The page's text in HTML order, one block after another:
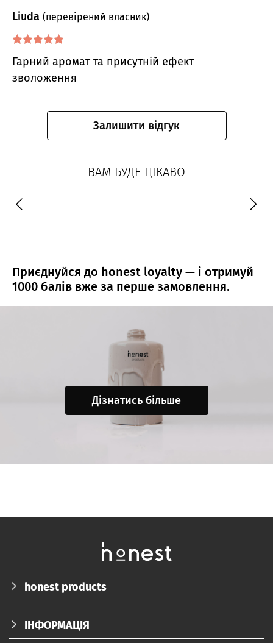
з 5
Liuda (перевірений власник)
Гарний аромат та присутній ефект
зволоження
Залишити відгук
ВАМ БУДЕ ЦІКАВО
Приєднуйся до honest loyalty — і отримуй
1000 балів вже за перше замовлення.
Дізнатись більше
honest products
КАТАЛОГ
ІНФОРМАЦІЯ